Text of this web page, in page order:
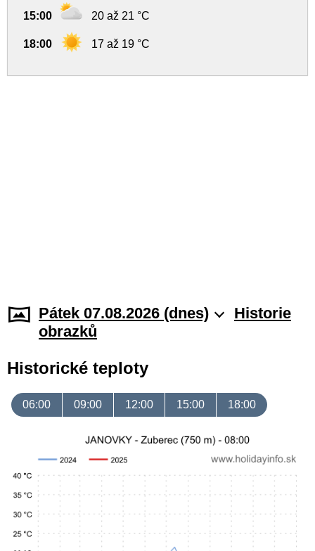
15:00 20 až 21 °C
18:00 17 až 19 °C
Pátek 07.08.2026 (dnes)
Historie
obrazků
Historické teploty
06:00 09:00 12:00 15:00 18:00